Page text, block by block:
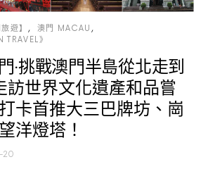
旅遊】
澳門 MACAU
TRAVEL》
‧挑戰澳門半島從北走到
訪世界文化遺產和品嘗
卡首推大三巴牌坊、崗
洋燈塔！
20